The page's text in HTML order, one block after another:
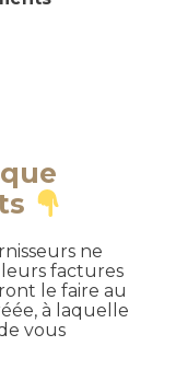
ne
factures
le faire au
à laquelle
vous